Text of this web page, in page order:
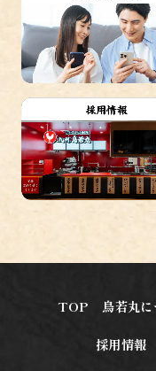
TOP 鳥若丸
採用情報